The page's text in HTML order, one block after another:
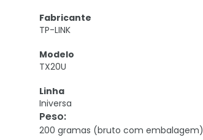
Fabricante
TP-LINK
Modelo
TX20U
Linha
Iniversa
Peso:
200 gramas (bruto com embalagem)